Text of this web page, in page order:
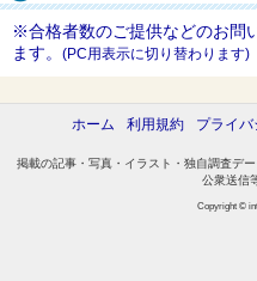
※合格者数のご提供などのお問
ます。 (PC用表示に切り替わります)
ホーム 利用規約 プライ
掲載の記事・写真・イラスト・独自調査デ
公衆送信
Copyright ©